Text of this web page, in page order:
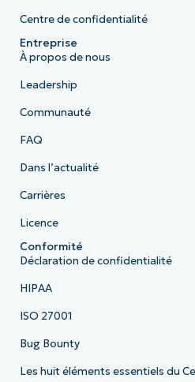
Centre de confidentialité
Entreprise
À propos de nous
Leadership
Communauté
FAQ
Dans l’actualité
Carrières
Licence
Conformité
Déclaration de confidentialité
HIPAA
ISO 27001
Bug Bounty
Les huit éléments essentiels du